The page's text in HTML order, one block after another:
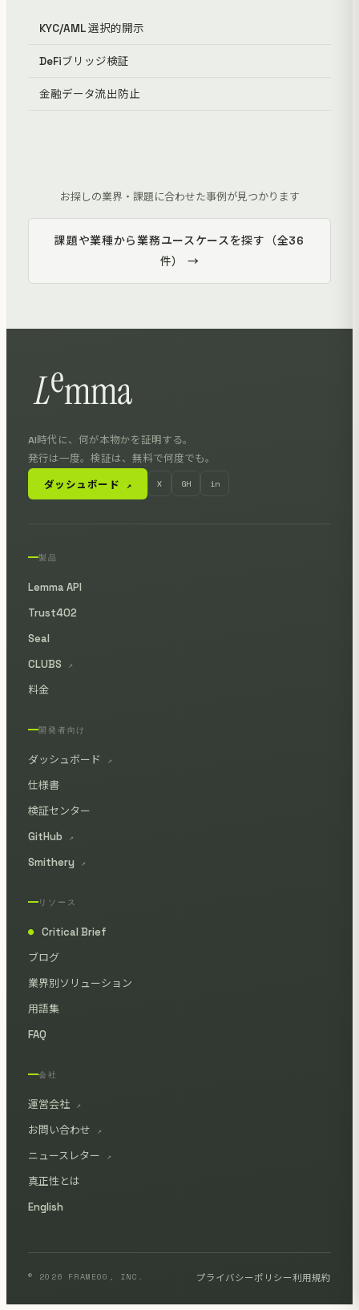
KYC/AML 選択的開示
DeFiブリッジ検証
金融データ流出防止
お探しの業界・課題に合わせた事例が見つかります
課題や業種から業務ユースケースを探す（全36
件） →
AI時代に、何が本物かを証明する。
発行は一度。検証は、無料で何度でも。
ダッシュボード ↗ X GH in
製品
Lemma API
Trust402
Seal
CLUBS
↗
料金
開発者向け
ダッシュボード ↗
仕様書
検証センター
GitHub
↗
Smithery ↗
リソース
●
Critical Brief
ブログ
業界別ソリューション
用語集
FAQ
会社
運営会社 ↗
お問い合わせ ↗
ニュースレター ↗
真正性とは
English
© 2026 FRAME00, INC. プライバシーポリシー利用規約